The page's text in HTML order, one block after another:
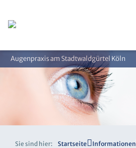
Augenpraxis am Stadtwaldgürtel Köln
Sie sind hier: Startseite Informationen